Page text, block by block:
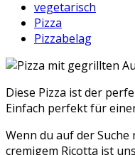
vegetarisch
Pizza
Pizzabelag
Diese Pizza ist der
Einfach perfekt für
Wenn du auf der
cremigem Ricotta ist